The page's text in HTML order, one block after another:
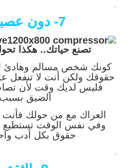
.
7- دون عصبية
كونك شخص مسالم وهادئ
حقوقك ولكن أنت لا تنفعل
فليس لديك وقت لأن
الضيق بسبب
العراك مع من حولك
وفي نفس الوقت تستطيع
حقوق بكل أدب
.